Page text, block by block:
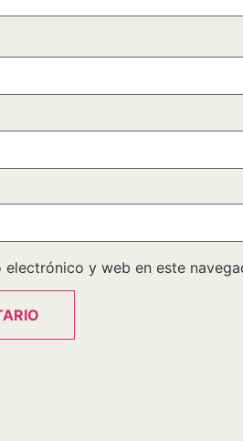
electrónico y web en este